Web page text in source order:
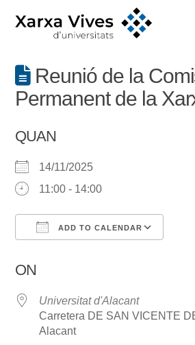
Reunió de la
Permanent de la
QUAN
14/11/2025
11:00 - 14:00
ADD TO CALENDAR
ON
Universitat d'Alacant
Carretera DE SAN VICENTE
Alacant